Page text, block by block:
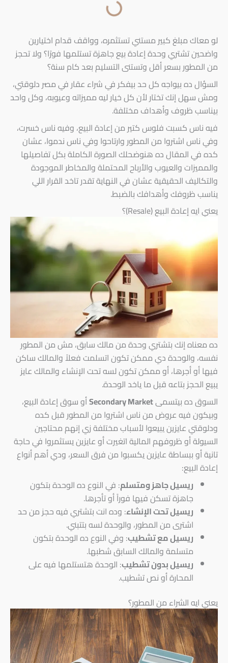
لو معاك مبلغ كبير مستني تستثمره، وواقف قدام اختيارين
واضحين تشتري وحدة إعادة بيع جاهزة تستلمها فورًا؟ ولا تحجز
من المطور بسعر أقل وتستنى التسليم بعد كام سنة؟
السؤال ده بيواجه كل حد بيفكر في شراء عقار في مصر دلوقتي،
ومش سهل إنك تختار لأن كل خيار ليه مميزاته وعيوبه، وكل واحد
بيناسب ظروف وأهداف مختلفة.
فيه ناس كسبت فلوس كتير من إعادة البيع، وفيه ناس خسرت،
وفي ناس اشتروا من المطور وارتاحوا وفي ناس ندموا، عشان
كده في المقال ده هنوضحلك الصورة الكاملة بكل تفاصيلها
والمميزات والعيوب والأرباح المحتملة والمخاطر الموجودة
والتكاليف الحقيقية عشان في النهاية تقدر تاخد القرار اللي
يناسب ظروفك وأهدافك بالضبط.
يعني ايه إعادة البيع (Resale)؟
ده معناه إنك بتشتري وحدة من مالك سابق، مش من المطور
نفسه، والوحدة دي ممكن تكون اتسلمت فعلاً والمالك ساكن
فيها أو أجرها، أو ممكن تكون لسه تحت الإنشاء والمالك عايز
يبيع الحجز بتاعه قبل ما ياخد الوحدة.
السوق ده بيتسمىSecondary Marketأو سوق إعادة البيع،
وبيكون فيه عروض من ناس اشتروا من المطور قبل كده
ودلوقتي عايزين يبيعوا لأسباب مختلفة زي إنهم محتاجين
السيولة أو ظروفهم المالية اتغيرت أو عايزين يستثمروا في حاجة
تانية أو ببساطة عايزين يكسبوا من فرق السعر، ودي أهم أنواع
إعادة البيع:
ريسيل جاهز ومتسلم: في النوع ده الوحدة بتكون
جاهزة تسكن فيها فوراً أو تأجرها.
ريسيل تحت الإنشاء: وده انت بتشتري فيه حجز من حد
اشترى من المطور، والوحدة لسه بتتبني.
ريسيل مع تشطيب: وفي النوع ده الوحدة بتكون
متسلمة والمالك السابق شطبها.
ريسيل بدون تشطيب: الوحدة هتستلمها فيه على
المحارة أو نص تشطيب.
يعني ايه الشراء من المطور؟